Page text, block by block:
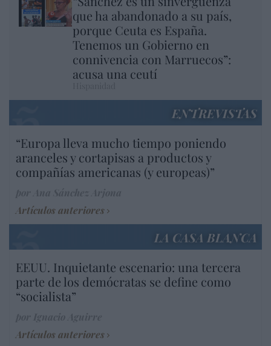
que ha abandonado a su país,
porque Ceuta es España.
Tenemos un Gobierno en
connivencia con Marruecos”:
acusa una ceutí
ENTREVISTAS
“Europa lleva mucho tiempo poniendo
aranceles y cortapisas a productos y
compañías americanas (y europeas)”
Artículos anteriores
LA CASA BLANCA
EEUU. Inquietante escenario: una tercera
parte de los demócratas se define como
“socialista”
Artículos anteriores